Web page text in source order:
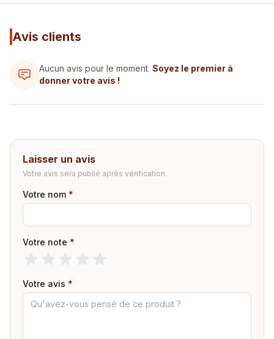
Avis clients
Aucun avis pour le moment. Soyez le premier à
donner votre avis !
Laisser un avis
Votre avis sera publié après vérification.
Votre nom *
Votre note *
Votre avis *